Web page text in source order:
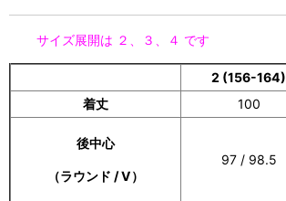
サイズ展開は ２、３、４ です
2 (156-164)
着丈
100
後中心
（ラウンド / V）
97 / 98.5